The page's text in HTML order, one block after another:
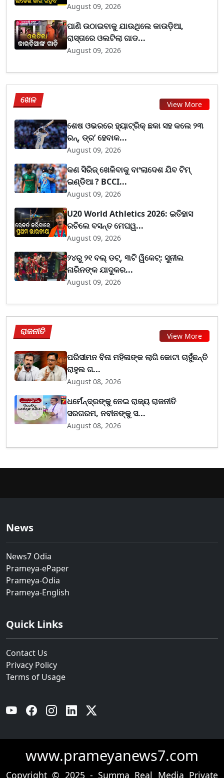
August 09, 2026
ପାଣି ଉଠାଇବାକୁ ଯାଉଥିଲେ କାଉଡ଼ିଆ,
ରାସ୍ତାରେ ଓଲଟିଲା ଗାଡ...
August 09, 2026
ଖେଳ View More
ଶେଷ ଓଭରରେ ହ୍ୟାଟ୍ରିକ୍ ଛକା ସହ କଲେ ୨୩
ରନ୍, ଡ୍ର’ ହେବାକ...
August 09, 2026
କଣ ସିରିଜ୍ ଖେଳିବାକୁ ବାଂଲାଦେଶ ଯିବ ଟିମ୍
ଇଣ୍ଡିଆ ? BCCI...
August 09, 2026
U20 World Athletics 2026: ଇତିହାସ
ରଚିଲେ ବସନ୍ତ ମେଘୱ...
August 09, 2026
୨୪ରୁ ୨୧ ବଲ୍ ଡଟ୍, ୩ଟି ୱିକେଟ୍: ସୁନୀଲ
ନାରିନଙ୍କ ଯାଦୁକର...
August 09, 2026
ରାଜନୀତି View More
ପରିସୀମନ ବିନା ମହିଳାଙ୍କ ଲାଗି କୋଟା ଚାହୁଁଛନ୍ତି
ରାହୁଲ ଗ...
August 08, 2026
ଧର୍ମେନ୍ଦ୍ରଙ୍କୁ ନେଇ ରାଜ୍ୟ ରାଜନୀତି
ସରଗରମ, ନବୀନଙ୍କୁ ସ...
August 08, 2026
News
News7 Odia
Prameya-ePaper
Prameya-Odia
Prameya-English
Quick Links
Contact Us
Privacy Policy
Terms of Usage
YouTube Facebook Instagram Linkedin
www.prameyanews7.com
Copyright © 2025 - Summa Real Media Private